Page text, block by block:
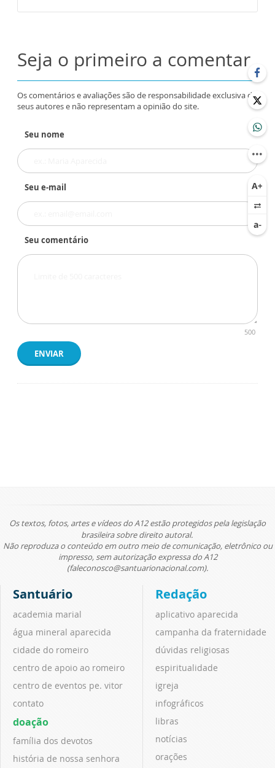
Seja o primeiro a comentar
Os comentários e avaliações são de responsabilidade exclusiva de
seus autores e não representam a opinião do site.
Seu nome
Seu e-mail
Seu comentário
500
ENVIAR
Os textos, fotos, artes e vídeos do A12 estão protegidos pela legislação
brasileira sobre direito autoral.
Não reproduza o conteúdo em outro meio de comunicação, eletrônico ou
impresso, sem autorização expressa do A12
(faleconosco@santuarionacional.com).
Santuário
academia marial
água mineral aparecida
cidade do romeiro
centro de apoio ao romeiro
centro de eventos pe. vitor
contato
doação
família dos devotos
história de nossa senhora
Redação
aplicativo aparecida
campanha da fraternidade
dúvidas religiosas
espiritualidade
igreja
infográficos
libras
notícias
orações